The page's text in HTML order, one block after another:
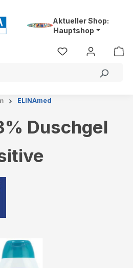
Aktueller Shop:
Hauptshop
ELINAmed
Duschgel